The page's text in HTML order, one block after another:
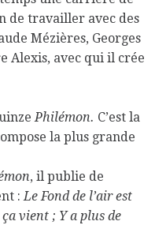
de travailler avec des
Mézières, Georges
Alexis, avec qui il crée
Philémon. C’est la
la plus grande
, il publie de
:Le Fond de l’air est
ça vient ; Y a plus de